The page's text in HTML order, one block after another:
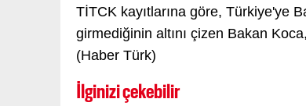
TİTCK kayıtlarına göre, Türkiye'ye
girmediğinin altını çizen Bakan
(Haber Türk)
İlginizi çekebilir